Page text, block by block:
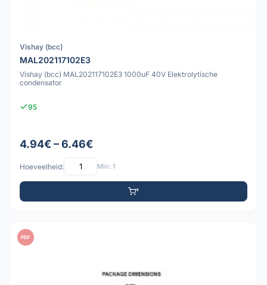
Vishay (bcc)
MAL202117102E3
Vishay (bcc) MAL202117102E3 1000uF 40V Elektrolytische
condensator
95
4.94€ – 6.46€
Hoeveelheid: Min: 1
PDF